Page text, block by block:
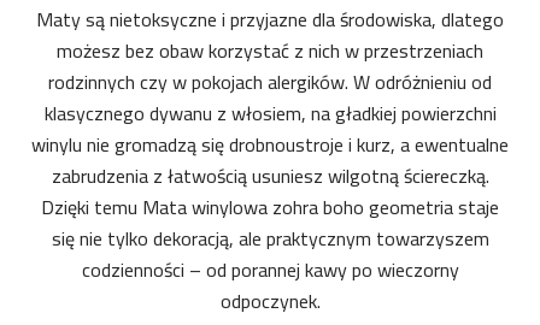
Maty są nietoksyczne i przyjazne dla środowiska, dlatego
możesz bez obaw korzystać z nich w przestrzeniach
rodzinnych czy w pokojach alergików. W odróżnieniu od
klasycznego dywanu z włosiem, na gładkiej powierzchni
winylu nie gromadzą się drobnoustroje i kurz, a ewentualne
zabrudzenia z łatwością usuniesz wilgotną ściereczką.
Dzięki temu Mata winylowa zohra boho geometria staje
się nie tylko dekoracją, ale praktycznym towarzyszem
codzienności – od porannej kawy po wieczorny
odpoczynek.